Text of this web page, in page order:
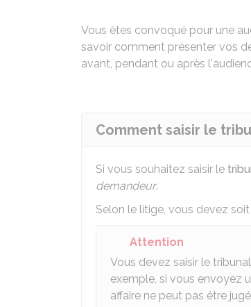
Vous êtes convoqué pour une
savoir comment présenter vos
avant, pendant ou après
Comment saisir le
Si vous souhaitez saisir le
demandeur.
Selon le litige, vous devez
Attention
Vous devez saisir le
exemple, si vous envoyez
affaire ne peut pas être